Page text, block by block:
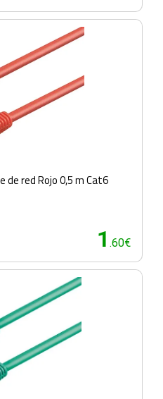
de red Rojo 0,5 m Cat6
1 .60€